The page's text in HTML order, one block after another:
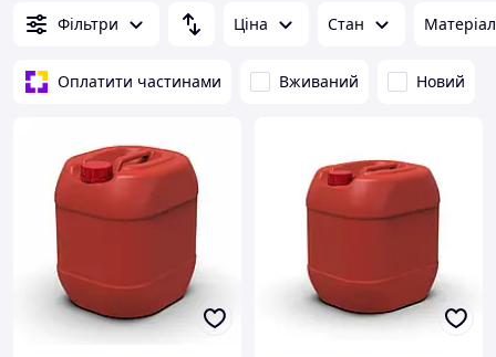
Фільтри Ціна Стан Матеріал
Оплатити частинами Вживаний Новий